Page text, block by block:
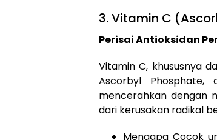
3. Vitamin C
Perisai Antioksidan
Vitamin C, khususnya
Ascorbyl
mencerahkan dengan
dari kerusakan radikal
Mengapa Cocok